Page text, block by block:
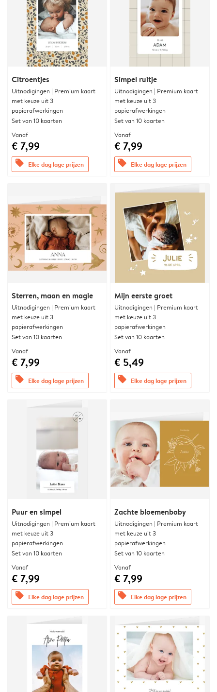
Citroentjes
Uitnodigingen | Premium kaart
met keuze uit 3
papierafwerkingen
Set van 10 kaarten
Vanaf
€ 7,99
offers Elke dag lage prijzen
Simpel ruitje
Uitnodigingen | Premium kaart
met keuze uit 3
papierafwerkingen
Set van 10 kaarten
Vanaf
€ 7,99
offers Elke dag lage prijzen
Sterren, maan en magie
Uitnodigingen | Premium kaart
met keuze uit 3
papierafwerkingen
Set van 10 kaarten
Vanaf
€ 7,99
offers Elke dag lage prijzen
Mijn eerste groet
Uitnodigingen | Premium kaart
met keuze uit 3
papierafwerkingen
Set van 10 kaarten
Vanaf
€ 5,49
offers Elke dag lage prijzen
Puur en simpel
Uitnodigingen | Premium kaart
met keuze uit 3
papierafwerkingen
Set van 10 kaarten
Vanaf
€ 7,99
offers Elke dag lage prijzen
Zachte bloemenbaby
Uitnodigingen | Premium kaart
met keuze uit 3
papierafwerkingen
Set van 10 kaarten
Vanaf
€ 7,99
offers Elke dag lage prijzen